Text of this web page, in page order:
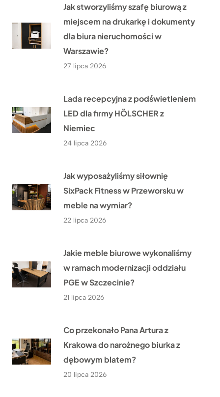
Jak stworzyliśmy szafę biurową z
miejscem na drukarkę i dokumenty
dla biura nieruchomości w
Warszawie?
27 lipca 2026
Lada recepcyjna z podświetleniem
LED dla firmy HÖLSCHER z
Niemiec
24 lipca 2026
Jak wyposażyliśmy siłownię
SixPack Fitness w Przeworsku w
meble na wymiar?
22 lipca 2026
Jakie meble biurowe wykonaliśmy
w ramach modernizacji oddziału
PGE w Szczecinie?
21 lipca 2026
Co przekonało Pana Artura z
Krakowa do narożnego biurka z
dębowym blatem?
20 lipca 2026